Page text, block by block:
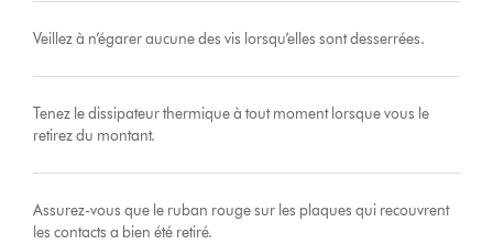
Veillez à n’égarer aucune des vis lorsqu’elles sont desserrées.
Tenez le dissipateur thermique à tout moment lorsque vous le
retirez du montant.
Assurez-vous que le ruban rouge sur les plaques qui recouvrent
les contacts a bien été retiré.